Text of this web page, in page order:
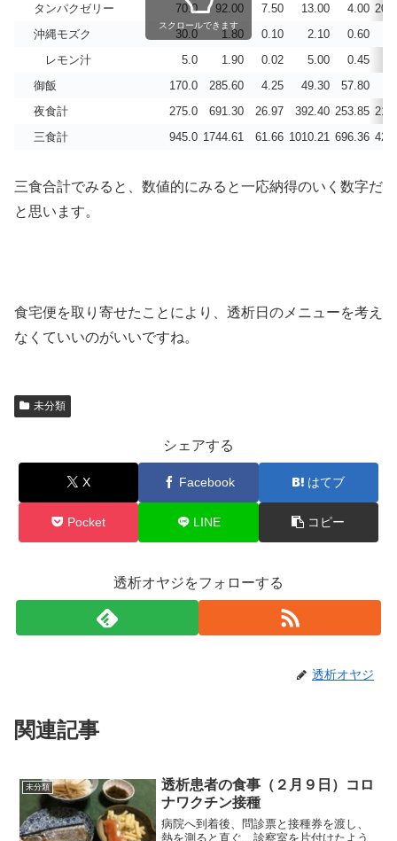
タンパクゼリー
70.0 92.00 7.50 13.00 4.00
沖縄モズク
30.0 1.80 0.10 2.10 0.60
レモン汁
5.0 1.90 0.02 5.00 0.45
御飯
170.0 285.60 4.25 49.30 57.80
夜食計
275.0 691.30 26.97 392.40 253.85
三食計
945.0 1744.61 61.66 1010.21 696.36
スクロールできます
三食合計でみると、数値的にみると一応納得のいく数字だ
と思います。
食宅便を取り寄せたことにより、透析日のメニューを考え
なくていいのがいいですね。
未分類
シェアする
X Facebook はてブ
Pocket LINE コピー
透析オヤジをフォローする
透析オヤジ
関連記事
未分類
透析患者の食事（２月９日）コロ
ナワクチン接種
病院へ到着後、問診票と接種券を渡し、
熱を測ると直ぐ、診察室を片付けたよう